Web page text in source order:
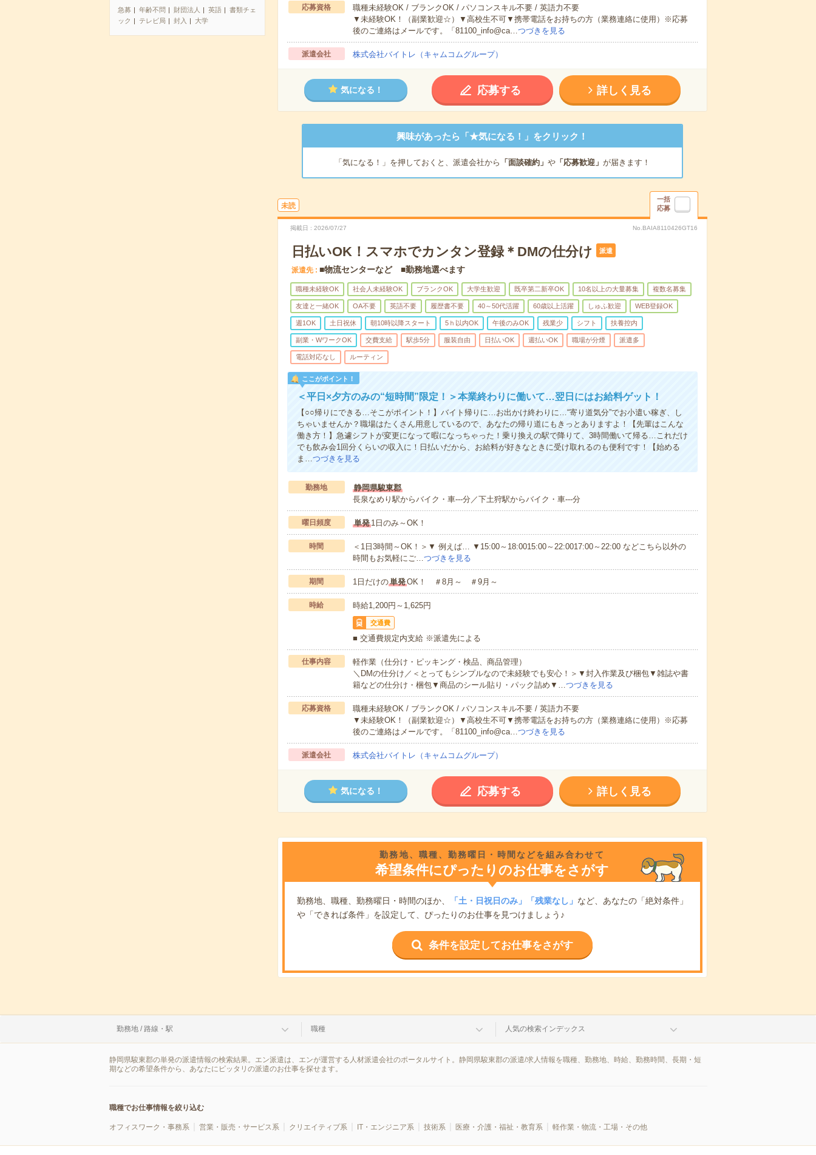
急募 年齢不問 財団法人 英語
書類チェ
ック
テレビ局 封入 大学
応募資格
職種未経験OK / ブランクOK / パソコンスキル不要 / 英語力不要
▼未経験OK！（副業歓迎☆）▼高校生不可▼携帯電話をお持ちの方（業務連絡に使用）※応募
後のご連絡はメールです。「81100_info@ca…つづきを見る
派遣会社 株式会社バイトレ（キャムコムグループ）
気になる！ 応募する 詳しく見る
興味があったら「★気になる！」をクリック！
「気になる！」を押しておくと、派遣会社から 「面談確約」 や「応募歓迎」 が届きます！
未読
一括
応募
掲載日 2026/07/27 No.BAIA8110426GT16
日払いOK！スマホでカンタン登録＊DMの仕分け 派遣
派遣先 ■物流センターなど ■勤務地選べます
職種未経験OK 社会人未経験OK ブランクOK 大学生歓迎 既卒第二新卒OK 10名以上の大量募集 複数名募集
友達と一緒OK OA不要 英語不要 履歴書不要 40～50代活躍 60歳以上活躍 しゅふ歓迎 WEB登録OK
週1OK 土日祝休 朝10時以降スタート 5ｈ以内OK 午後のみOK 残業少 シフト 扶養控内
副業・WワークOK 交費支給 駅歩5分 服装自由 日払いOK 週払いOK 職場が分煙 派遣多
電話対応なし ルーティン
ここがポイント！
＜平日×夕方のみの“短時間”限定！＞本業終わりに働いて…翌日にはお給料ゲット！
【○○帰りにできる…そこがポイント！】バイト帰りに…お出かけ終わりに…“寄り道気分”でお小遣い稼ぎ、し
ちゃいませんか？職場はたくさん用意しているので、あなたの帰り道にもきっとありますよ！【先輩はこんな
働き方！】急遽シフトが変更になって暇になっちゃった！乗り換えの駅で降りて、3時間働いて帰る…これだけ
でも飲み会1回分くらいの収入に！日払いだから、お給料が好きなときに受け取れるのも便利です！【始める
ま…つづきを見る
勤務地
静岡県駿東郡
長泉なめり駅からバイク・車---分／下土狩駅からバイク・車---分
曜日頻度 単発1日のみ～OK！
時間
＜1日3時間～OK！＞▼ 例えば… ▼15:00～18:0015:00～22:0017:00～22:00 などこちら以外の
時間もお気軽にご…つづきを見る
期間 1日だけの単発OK！ ＃8月～ ＃9月～
時給 時給1,200円～1,625円
交通費
■ 交通費規定内支給 ※派遣先による
仕事内容
軽作業（仕分け・ピッキング・検品、商品管理）
＼DMの仕分け／＜とってもシンプルなので未経験でも安心！＞▼封入作業及び梱包▼雑誌や書
籍などの仕分け・梱包▼商品のシール貼り・パック詰め▼…つづきを見る
応募資格
職種未経験OK / ブランクOK / パソコンスキル不要 / 英語力不要
▼未経験OK！（副業歓迎☆）▼高校生不可▼携帯電話をお持ちの方（業務連絡に使用）※応募
後のご連絡はメールです。「81100_info@ca…つづきを見る
派遣会社 株式会社バイトレ（キャムコムグループ）
気になる！ 応募する 詳しく見る
勤務地、職種、勤務曜日・時間などを組み合わせて
希望条件にぴったりのお仕事をさがす
勤務地、職種、勤務曜日・時間のほか、 「土・日祝日のみ」「残業なし」 など、あなたの「絶対条件」
や「できれば条件」を設定して、ぴったりのお仕事を見つけましょう♪
条件を設定してお仕事をさがす
勤務地 / 路線・駅 職種 人気の検索インデックス
静岡県駿東郡の単発の派遣情報の検索結果。エン派遣は、エンが運営する人材派遣会社のポータルサイト。静岡県駿東郡の派遣/求人情報を職種、勤務地、時給、勤務時間、長期・短
期などの希望条件から、あなたにピッタリの派遣のお仕事を探せます。
職種でお仕事情報を絞り込む
オフィスワーク・事務系 営業・販売・サービス系 クリエイティブ系 IT・エンジニア系 技術系 医療・介護・福祉・教育系 軽作業・物流・工場・その他